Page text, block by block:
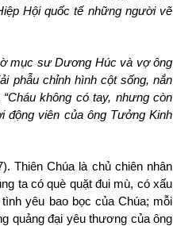
Hội quốc tế những người vẽ
mục sư Dương Húc và vợ ông
phẫu chỉnh hình cột sống, nắn
không có tay, nhưng còn
động viên của ông Tưởng Kinh
Thiên Chúa là chủ chiên nhân
ta có què quặt đui mù, có xấu
yêu bao bọc của Chúa; mỗi
quảng đại yêu thương của ông